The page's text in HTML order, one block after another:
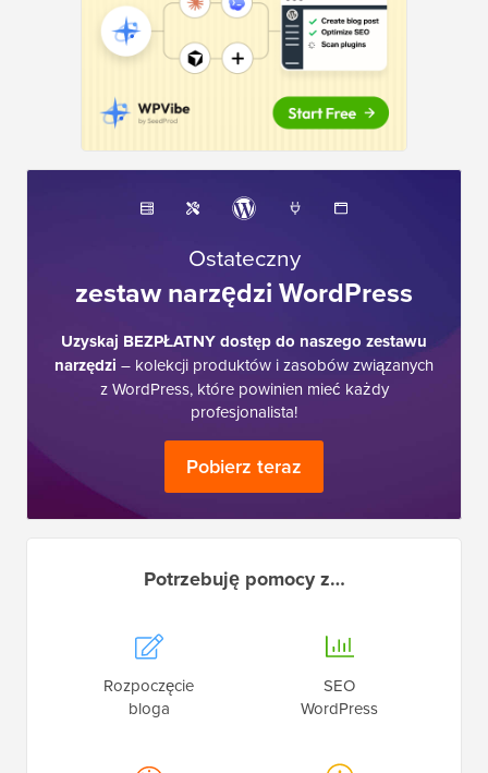
Ostateczny
zestaw narzędzi WordPress
Uzyskaj BEZPŁATNY dostęp do naszego zestawu
narzędzi – kolekcji produktów i zasobów związanych
z WordPress, które powinien mieć każdy
profesjonalista!
Pobierz teraz
Potrzebuję pomocy z…
Rozpoczęcie
bloga
SEO
WordPress